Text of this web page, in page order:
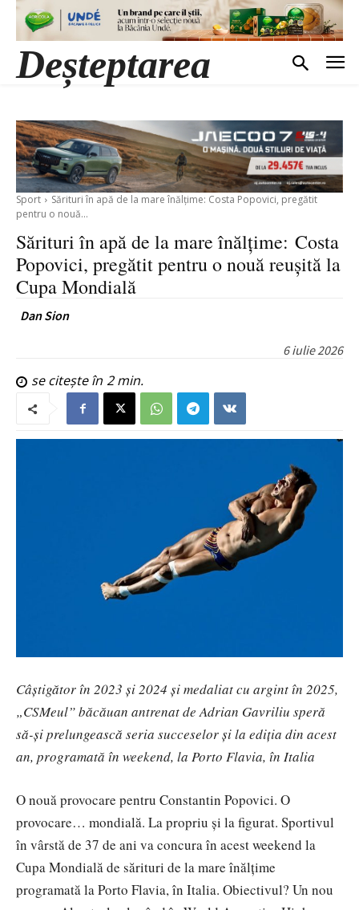
Deșteptarea
Sport
Sărituri în apă de la mare înălțime: Costa Popovici, pregătit
pentru o nouă...
Sărituri în apă de la mare înălțime: Costa
Popovici, pregătit pentru o nouă reușită la
Cupa Mondială
Dan Sion
6 iulie 2026
se citește în 2min.
Câștigător în 2023 și 2024 și medaliat cu argint în 2025,
„CSMeul” băcăuan antrenat de Adrian Gavriliu speră
să-și prelungească seria succeselor și la ediția din acest
an, programată în weekend, la Porto Flavia, în Italia
O nouă provocare pentru Constantin Popovici. O
provocare… mondială. La propriu și la figurat. Sportivul
în vârstă de 37 de ani va concura în acest weekend la
Cupa Mondială de sărituri de la mare înălțime
programată la Porto Flavia, în Italia. Obiectivul? Un nou